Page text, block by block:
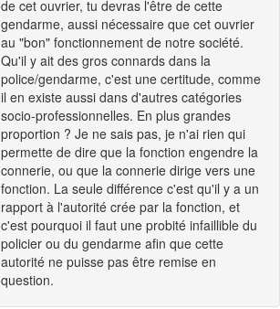
de cet ouvrier, tu devras l'être de cette
gendarme, aussi nécessaire que cet ouvrier
au "bon" fonctionnement de notre société.
Qu'il y ait des gros connards dans la
police/gendarme, c'est une certitude, comme
il en existe aussi dans d'autres catégories
socio-professionnelles. En plus grandes
proportion ? Je ne sais pas, je n'ai rien qui
permette de dire que la fonction engendre la
connerie, ou que la connerie dirige vers une
fonction. La seule différence c'est qu'il y a un
rapport à l'autorité crée par la fonction, et
c'est pourquoi il faut une probité infaillible du
policier ou du gendarme afin que cette
autorité ne puisse pas être remise en
question.